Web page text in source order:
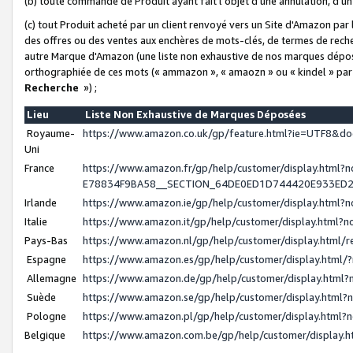
(c) tout Produit acheté par un client renvoyé vers un Site d'Amazon
des offres ou des ventes aux enchères de mots-clés, de termes de
autre Marque d'Amazon (une liste non exhaustive de nos marques
orthographiée de ces mots (« ammazon », « amaozn » ou « kindel »
Recherche ») ;
Lieu
Liste Non Exhaustive de Marques Déposées
Royaume-
Uni
https://www.amazon.co.uk/gp/
France
https://www.amazon.fr/gp/help/customer/
Irlande
https://www.amazon.ie/gp/help/customer/
Italie
https://www.amazon.it/gp/help/customer/
Pays-Bas
https://www.amazon.nl/gp/help/customer/display.html/
Espagne
https://www.amazon.es/gp/help/customer/display.html/
Allemagne https://www.amazon.de/gp/help/customer/
Suède
https://www.amazon.se/gp/help/customer/
Pologne
https://www.amazon.pl/gp/help/customer/
Belgique
https://www.amazon.com.be/gp/help/customer/